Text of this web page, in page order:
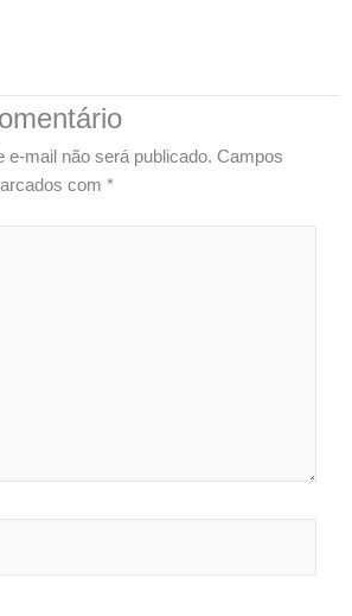
e-mail não será publicado. Campos
com *